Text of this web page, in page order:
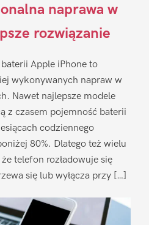
naprawa w
rozwiązanie
Apple iPhone to
wykonywanych napraw w
Nawet najlepsze modele
z czasem pojemność baterii
codziennego
80%. Dlatego też wielu
telefon rozładowuje się
się lub wyłącza przy […]